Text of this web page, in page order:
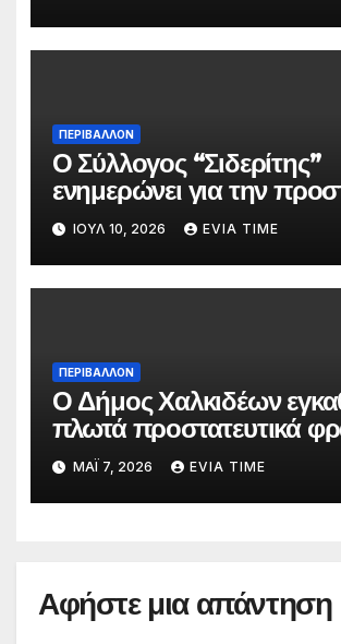
ΠΕΡΙΒΑΛΛΟΝ
Ο Σύλλογος “Σιδερίτης”
ενημερώνει για την
προσωπικών δεδομένων
ΙΟΎΛ 10, 2026 EVIA TIME
ΠΕΡΙΒΑΛΛΟΝ
Ο Δήμος Χαλκιδέων
πλωτά προστατευτικά
στις παραλίες του
ΜΆΙ 7, 2026 EVIA TIME
Αφήστε μια απάντηση